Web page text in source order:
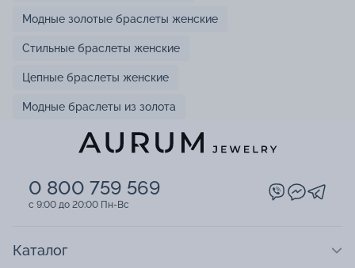
Модные золотые браслеты женские
Стильные браслеты женские
Цепные браслеты женские
Модные браслеты из золота
0 800 759 569
c 9:00 до 20:00 Пн-Вс
Каталог